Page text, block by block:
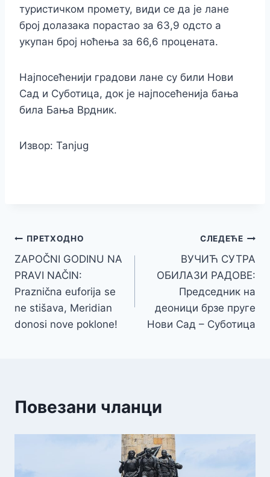
туристичком промету, види се да је лане
број долазака порастао за 63,9 одсто а
укупан број ноћења за 66,6 процената.
Најпосећенији градови лане су били Нови
Сад и Суботица, док је најпосећенија бања
била Бања Врдник.
Извор: Tanjug
Кретање
чланка
ПРЕТХОДНО
ZAPOČNI GODINU NA
PRAVI NAČIN:
Praznična euforija se
ne stišava, Meridian
donosi nove poklone!
СЛЕДЕЋЕ
ВУЧИЋ СУТРА
ОБИЛАЗИ РАДОВЕ:
Председник на
деоници брзе пруге
Нови Сад – Суботица
Повезани чланци